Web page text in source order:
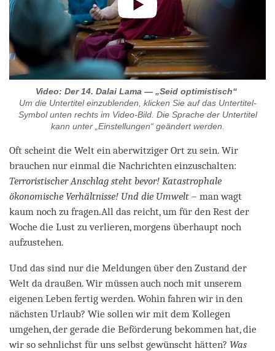
Video: Der 14. Dalai Lama — „Seid optimistisch“
Um die Untertitel einzublenden, klicken Sie auf das Untertitel-
Symbol unten rechts im Video-Bild. Die Sprache der Untertitel
kann unter „Einstellungen“ geändert werden.
Oft scheint die Welt ein aberwitziger Ort zu sein. Wir
brauchen nur einmal die Nachrichten einzuschalten:
Terroristischer Anschlag steht bevor! Katastrophale
ökonomische Verhältnisse! Und die Umwelt – man wagt
kaum noch zu fragen.All das reicht, um für den Rest der
Woche die Lust zu verlieren, morgens überhaupt noch
aufzustehen.
Und das sind nur die Meldungen über den Zustand der
Welt da draußen. Wir müssen auch noch mit unserem
eigenen Leben fertig werden. Wohin fahren wir in den
nächsten Urlaub? Wie sollen wir mit dem Kollegen
umgehen, der gerade die Beförderung bekommen hat, die
wir so sehnlichst für uns selbst gewünscht hätten? Was